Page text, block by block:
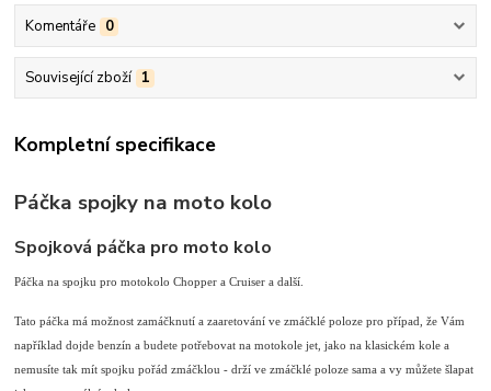
Komentáře 0
Související zboží 1
Kompletní specifikace
Páčka spojky na moto kolo
Spojková páčka pro moto kolo
Páčka na spojku pro motokolo Chopper a Cruiser a další.
Tato páčka má možnost zamáčknutí a zaaretování ve zmáčklé poloze pro případ, že Vám
například dojde benzín a budete potřebovat na motokole jet, jako na klasickém kole a
nemusíte tak mít spojku pořád zmáčklou - drží ve zmáčklé poloze sama a vy můžete šlapat